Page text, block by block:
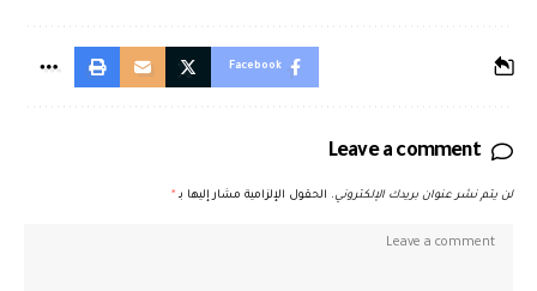
Facebook
Leave a comment
لن يتم نشر عنوان بريدك الإلكتروني. الحقول الإلزامية مشار إليها بـ *